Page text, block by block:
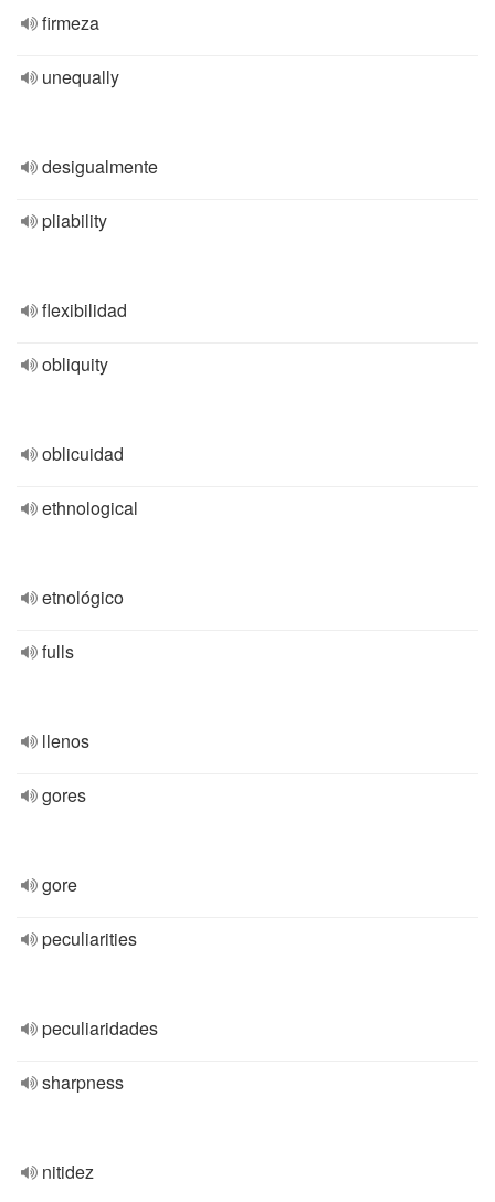
firmeza
unequally
desigualmente
pliability
flexibilidad
obliquity
oblicuidad
ethnological
etnológico
fulls
llenos
gores
gore
peculiarities
peculiaridades
sharpness
nitidez